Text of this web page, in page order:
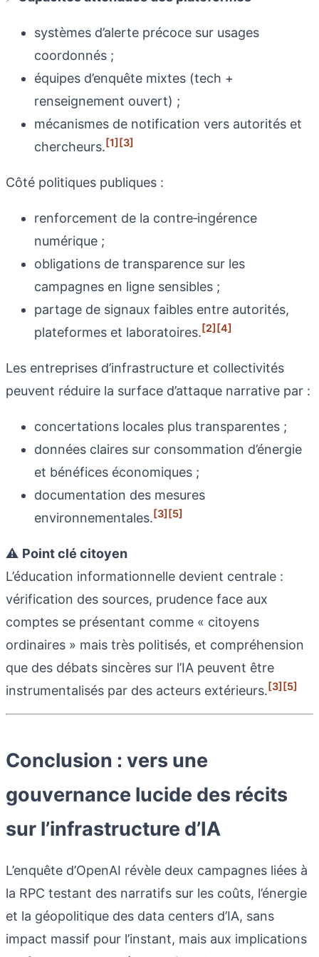
systèmes d’alerte précoce sur usages
coordonnés ;
équipes d’enquête mixtes (tech +
renseignement ouvert) ;
mécanismes de notification vers autorités et
chercheurs.[1][3]
Côté politiques publiques :
renforcement de la contre‑ingérence
numérique ;
obligations de transparence sur les
campagnes en ligne sensibles ;
partage de signaux faibles entre autorités,
plateformes et laboratoires.[2][4]
Les entreprises d’infrastructure et collectivités
peuvent réduire la surface d’attaque narrative par :
concertations locales plus transparentes ;
données claires sur consommation d’énergie
et bénéfices économiques ;
documentation des mesures
environnementales.[3][5]
⚠️ Point clé citoyen
L’éducation informationnelle devient centrale :
vérification des sources, prudence face aux
comptes se présentant comme « citoyens
ordinaires » mais très politisés, et compréhension
que des débats sincères sur l’IA peuvent être
instrumentalisés par des acteurs extérieurs.[3][5]
Conclusion : vers une
gouvernance lucide des récits
sur l’infrastructure d’IA
L’enquête d’OpenAI révèle deux campagnes liées à
la RPC testant des narratifs sur les coûts, l’énergie
et la géopolitique des data centers d’IA, sans
impact massif pour l’instant, mais aux implications